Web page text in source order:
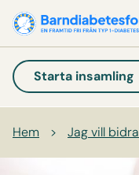
Starta insamling
Hem > Jag vill bidra